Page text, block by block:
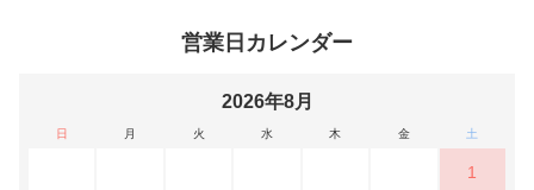
営業日カレンダー
2026年8月
日 月 火 水 木 金 土
1